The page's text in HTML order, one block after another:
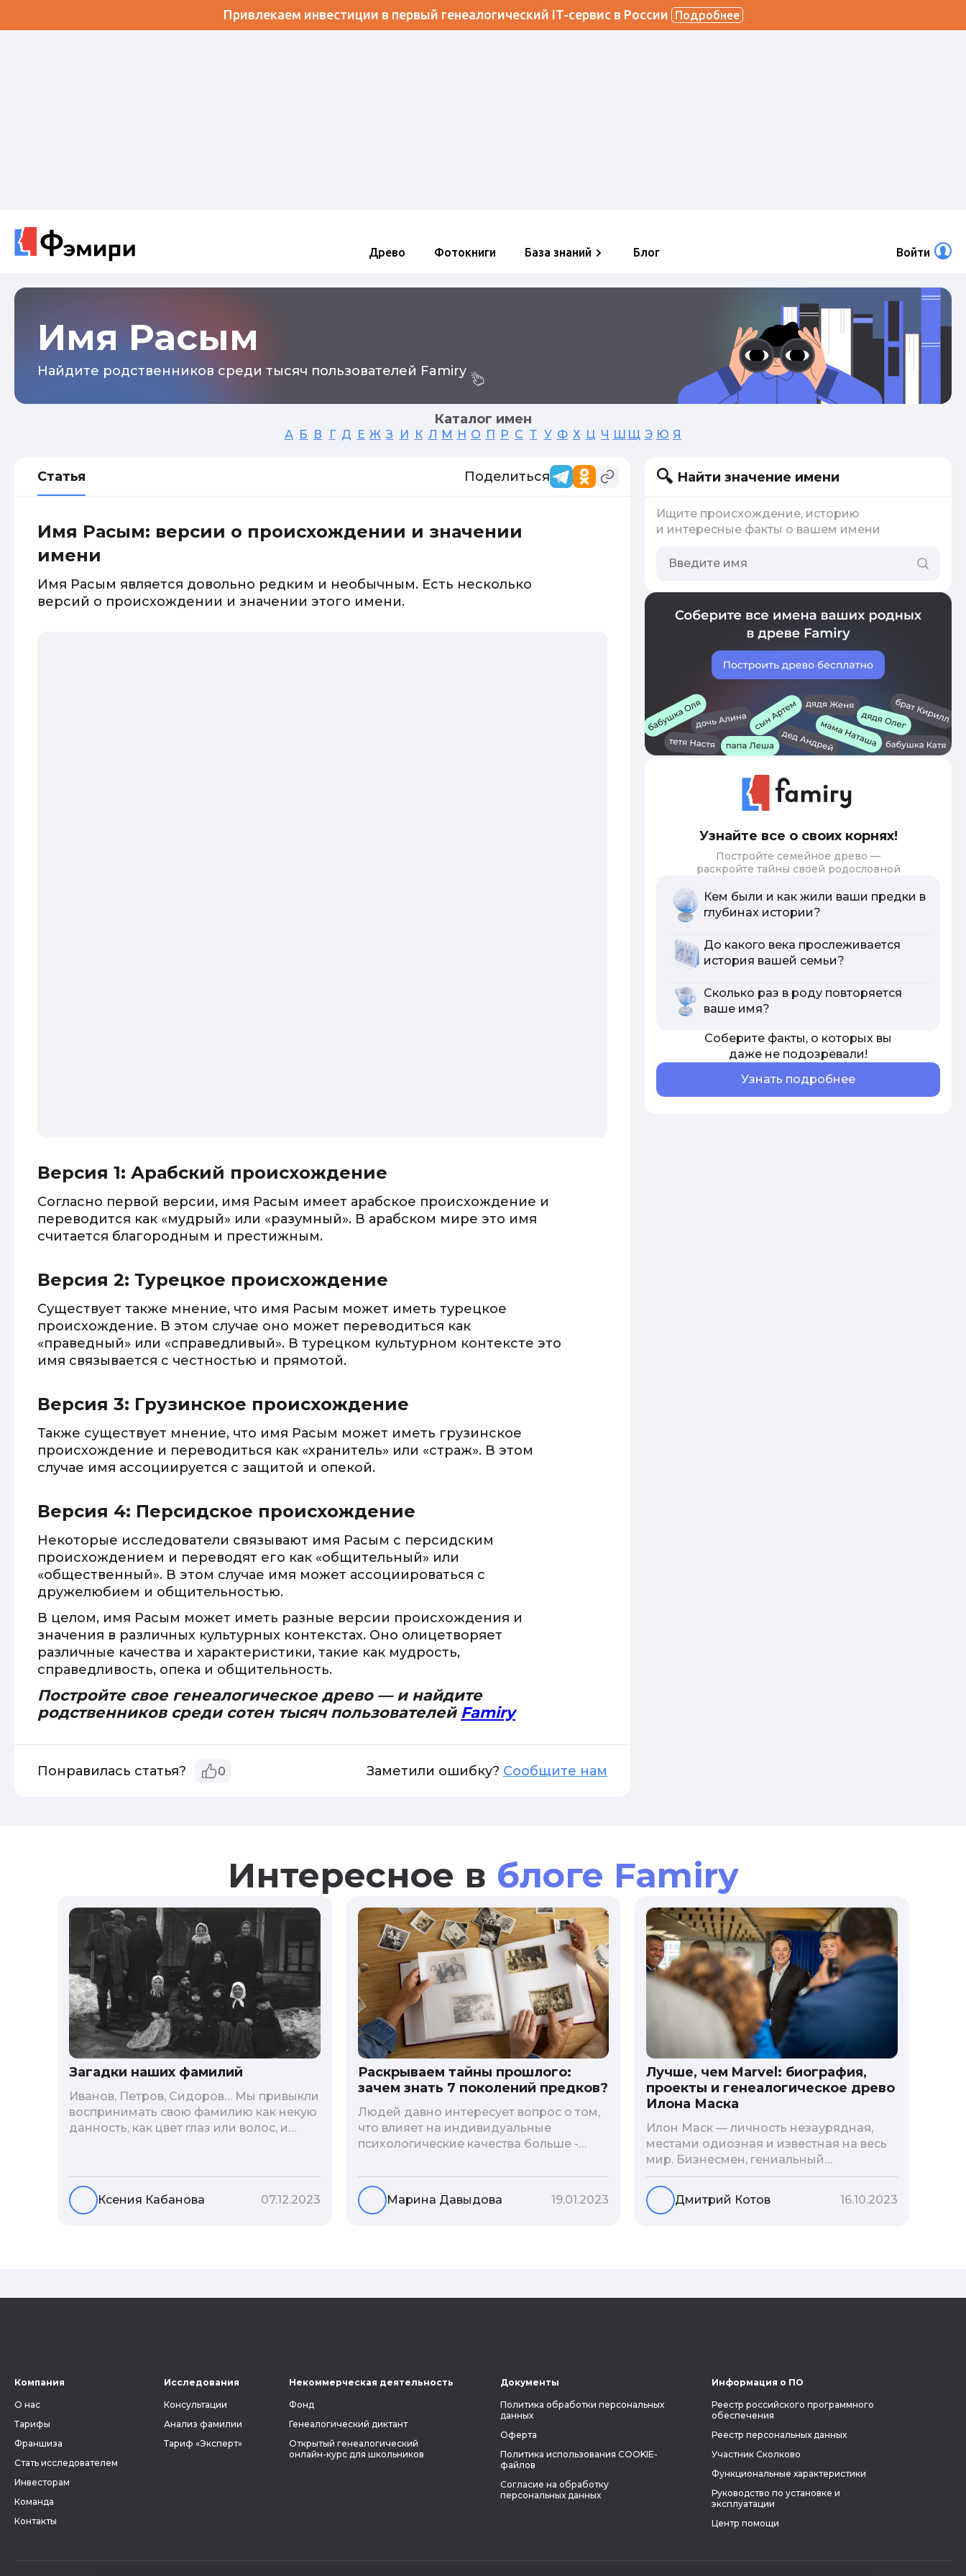
Привлекаем инвестиции в первый генеалогический IT-сервис в России Подробнее
Древо Фотокниги База знаний Блог Войти
Имя Расым
Найдите родственников среди тысяч пользователей Famiry
Каталог имен
А Б В Г Д Е Ж З И К Л М Н О П Р С Т У Ф Х Ц Ч Ш Щ Э Ю Я
Статья Поделиться
Имя Расым: версии о происхождении и значении
имени
Имя Расым является довольно редким и необычным. Есть несколько
версий о происхождении и значении этого имени.
Версия 1: Арабский происхождение
Согласно первой версии, имя Расым имеет арабское происхождение и
переводится как «мудрый» или «разумный». В арабском мире это имя
считается благородным и престижным.
Версия 2: Турецкое происхождение
Существует также мнение, что имя Расым может иметь турецкое
происхождение. В этом случае оно может переводиться как
«праведный» или «справедливый». В турецком культурном контексте это
имя связывается с честностью и прямотой.
Версия 3: Грузинское происхождение
Также существует мнение, что имя Расым может иметь грузинское
происхождение и переводиться как «хранитель» или «страж». В этом
случае имя ассоциируется с защитой и опекой.
Версия 4: Персидское происхождение
Некоторые исследователи связывают имя Расым с персидским
происхождением и переводят его как «общительный» или
«общественный». В этом случае имя может ассоциироваться с
дружелюбием и общительностью.
В целом, имя Расым может иметь разные версии происхождения и
значения в различных культурных контекстах. Оно олицетворяет
различные качества и характеристики, такие как мудрость,
справедливость, опека и общительность.
Постройте свое генеалогическое древо — и найдите
родственников среди сотен тысяч пользователей Famiry
Понравилась статья? 0 Заметили ошибку? Сообщите нам
Найти значение имени
Ищите происхождение, историю
и интересные факты о вашем имени
Узнайте все о своих корнях!
Постройте семейное древо —
раскройте тайны своей родословной
Кем были и как жили ваши предки в
глубинах истории?
До какого века прослеживается
история вашей семьи?
Сколько раз в роду повторяется
ваше имя?
Соберите факты, о которых вы
даже не подозревали!
Узнать подробнее
Интересное в блоге Famiry
Загадки наших фамилий
Иванов, Петров, Сидоров… Мы привыкли
воспринимать свою фамилию как некую
данность, как цвет глаз или волос, и
неблагозвучной или, наоборот,
«дворянской» фамилией, и какие
секреты она может раскрыть о судьбе
Ксения Кабанова 07.12.2023
Раскрываем тайны прошлого:
зачем знать 7 поколений предков?
Людей давно интересует вопрос о том,
что влияет на индивидуальные
психологические качества больше -
человека. В астрологической практике
существует понятие геноскоп - влияние
семи поколений предков на судьбу
Марина Давыдова 19.01.2023
Лучше, чем Marvel: биография,
проекты и генеалогическое древо
Илона Маска
Илон Маск — личность незаурядная,
местами одиозная и известная на весь
мир. Бизнесмен, гениальный
изобретатель и миллиардер, живой
прообраз экранного Железного
человека — настоящий супергерой в
поделиться с читателями блога фактами
Дмитрий Котов 16.10.2023
Компания
О нас
Тарифы
Франшиза
Стать исследователем
Инвесторам
Команда
Контакты
Исследования
Консультации
Анализ фамилии
Тариф «Эксперт»
Некоммерческая деятельность
Фонд
Генеалогический диктант
Открытый генеалогический
онлайн-курс для школьников
Документы
Политика обработки персональных
данных
Оферта
Политика использования COOKIE-
файлов
Согласие на обработку
персональных данных
Информация о ПО
Реестр российского программного
обеспечения
Реестр персональных данных
Участник Сколково
Функциональные характеристики
Руководство по установке и
эксплуатации
Центр помощи